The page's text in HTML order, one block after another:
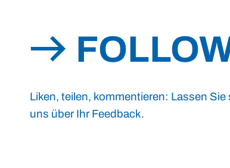
Liken, teilen, kommentieren: Lassen
uns über Ihr Feedback.